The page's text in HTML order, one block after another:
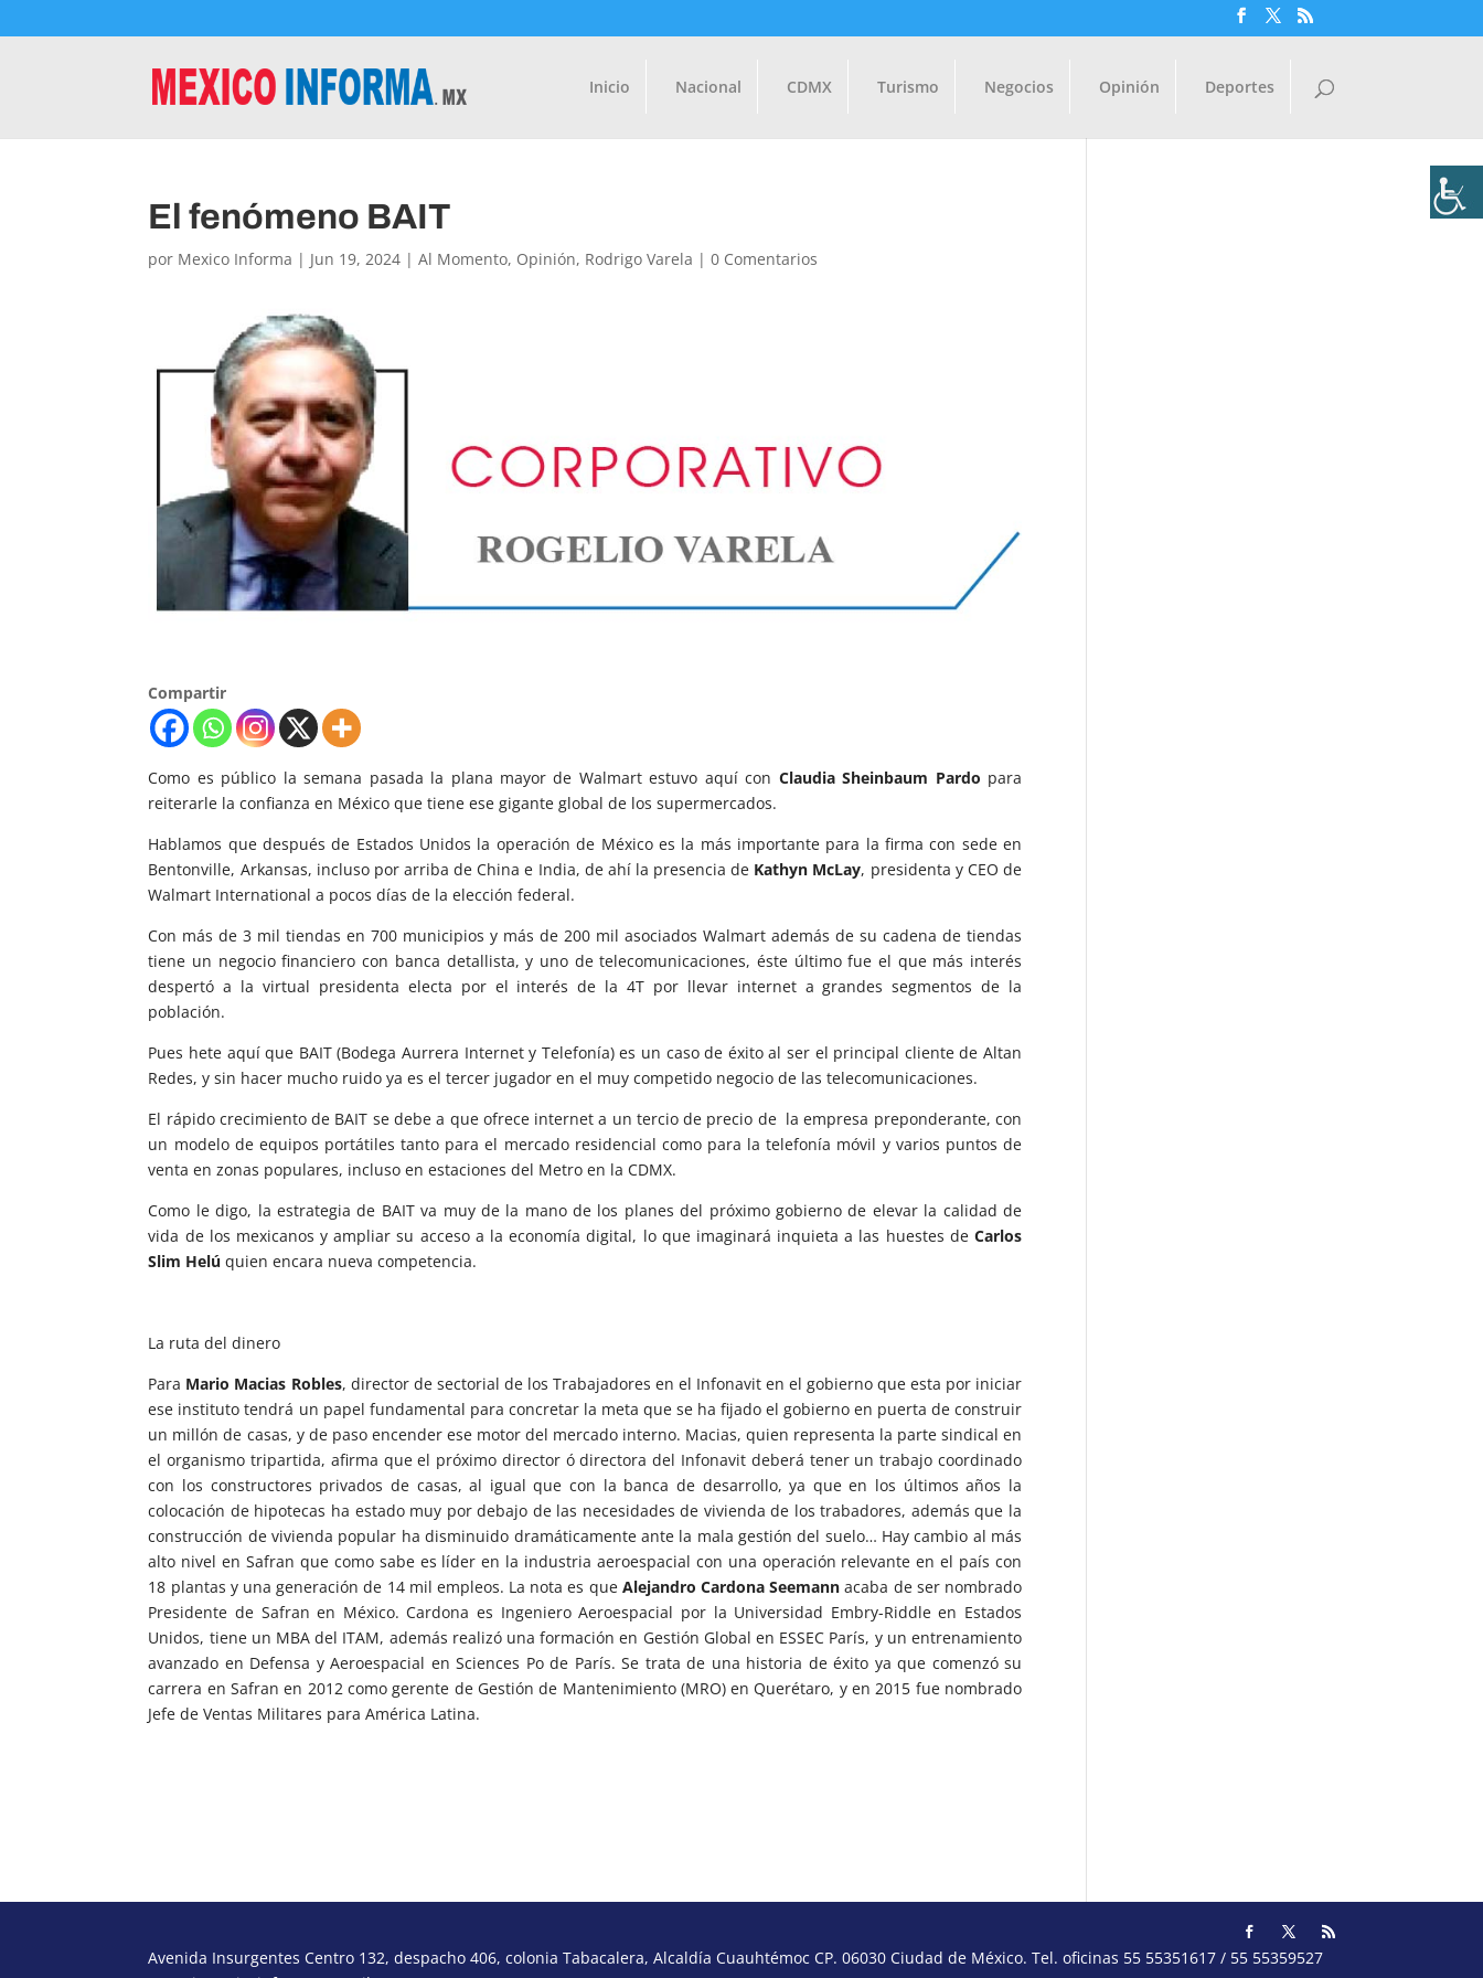
Inicio Nacional CDMX Turismo Negocios Opinión Deportes
El fenómeno BAIT
por Mexico Informa | Jun 19, 2024 |Al Momento, Opinión, Rodrigo Varela |0 Comentarios
Compartir
Como es público la semana pasada la plana mayor de Walmart estuvo aquí con Claudia Sheinbaum Pardo para
reiterarle la confianza en México que tiene ese gigante global de los supermercados.
Hablamos que después de Estados Unidos la operación de México es la más importante para la firma con sede en
Bentonville, Arkansas, incluso por arriba de China e India, de ahí la presencia de Kathyn McLay, presidenta y CEO de
Walmart International a pocos días de la elección federal.
Con más de 3 mil tiendas en 700 municipios y más de 200 mil asociados Walmart además de su cadena de tiendas
tiene un negocio financiero con banca detallista, y uno de telecomunicaciones, éste último fue el que más interés
despertó a la virtual presidenta electa por el interés de la 4T por llevar internet a grandes segmentos de la
población.
Pues hete aquí que BAIT (Bodega Aurrera Internet y Telefonía) es un caso de éxito al ser el principal cliente de Altan
Redes, y sin hacer mucho ruido ya es el tercer jugador en el muy competido negocio de las telecomunicaciones.
El rápido crecimiento de BAIT se debe a que ofrece internet a un tercio de precio de la empresa preponderante, con
un modelo de equipos portátiles tanto para el mercado residencial como para la telefonía móvil y varios puntos de
venta en zonas populares, incluso en estaciones del Metro en la CDMX.
Como le digo, la estrategia de BAIT va muy de la mano de los planes del próximo gobierno de elevar la calidad de
vida de los mexicanos y ampliar su acceso a la economía digital, lo que imaginará inquieta a las huestes deCarlos
Slim Helú quien encara nueva competencia.
La ruta del dinero
Para Mario Macias Robles, director de sectorial de los Trabajadores en el Infonavit en el gobierno que esta por iniciar
ese instituto tendrá un papel fundamental para concretar la meta que se ha fijado el gobierno en puerta de construir
un millón de casas, y de paso encender ese motor del mercado interno. Macias, quien representa la parte sindical en
el organismo tripartida, afirma que el próximo director ó directora del Infonavit deberá tener un trabajo coordinado
con los constructores privados de casas, al igual que con la banca de desarrollo, ya que en los últimos años la
colocación de hipotecas ha estado muy por debajo de las necesidades de vivienda de los trabadores, además que la
construcción de vivienda popular ha disminuido dramáticamente ante la mala gestión del suelo… Hay cambio al más
alto nivel en Safran que como sabe es líder en la industria aeroespacial con una operación relevante en el país con
18 plantas y una generación de 14 mil empleos. La nota es que Alejandro Cardona Seemannacaba de ser nombrado
Presidente de Safran en México. Cardona es Ingeniero Aeroespacial por la Universidad Embry-Riddle en Estados
Unidos, tiene un MBA del ITAM, además realizó una formación en Gestión Global en ESSEC París, y un entrenamiento
avanzado en Defensa y Aeroespacial en Sciences Po de París. Se trata de una historia de éxito ya que comenzó su
carrera en Safran en 2012 como gerente de Gestión de Mantenimiento (MRO) en Querétaro, y en 2015 fue nombrado
Jefe de Ventas Militares para América Latina.
Avenida Insurgentes Centro 132, despacho 406, colonia Tabacalera, Alcaldía Cuauhtémoc CP. 06030 Ciudad de México. Tel. oficinas 55 55351617 / 55 55359527